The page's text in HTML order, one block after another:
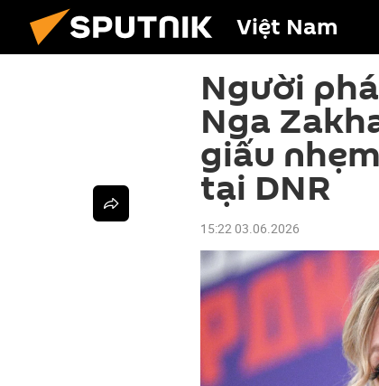
Việt Nam
Người
Nga
giấu
tại DNR
15:22 03.06.2026